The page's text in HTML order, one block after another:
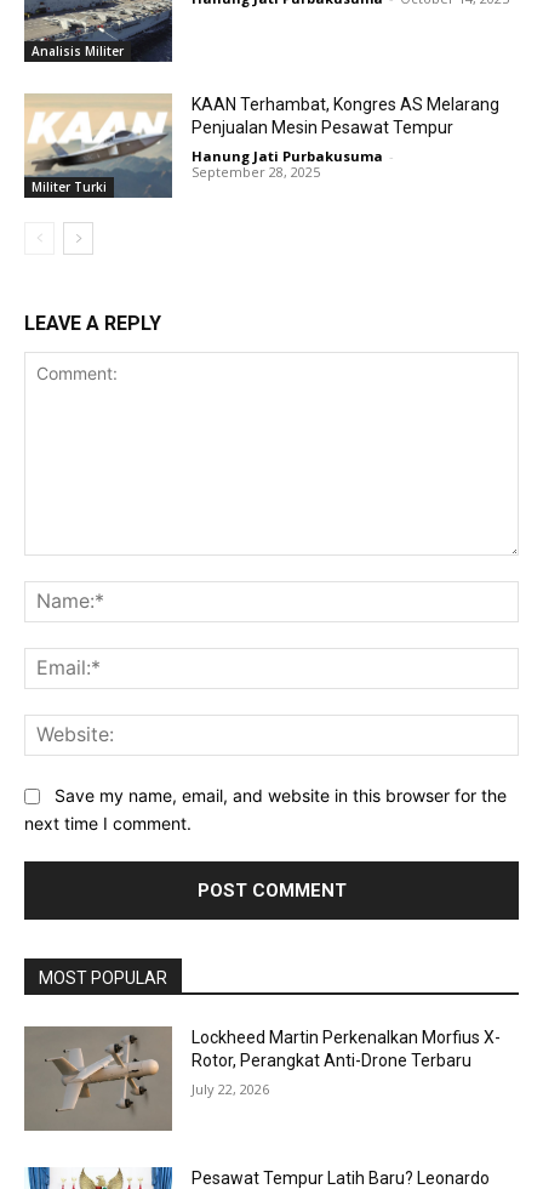
Analisis Militer
Militer Turki
KAAN Terhambat, Kongres AS Melarang
Penjualan Mesin Pesawat Tempur
Hanung Jati Purbakusuma -
September 28, 2025
LEAVE A REPLY
Save my name, email, and website in this browser for the
next time I comment.
MOST POPULAR
Lockheed Martin Perkenalkan Morfius X-
Rotor, Perangkat Anti-Drone Terbaru
July 22, 2026
Pesawat Tempur Latih Baru? Leonardo